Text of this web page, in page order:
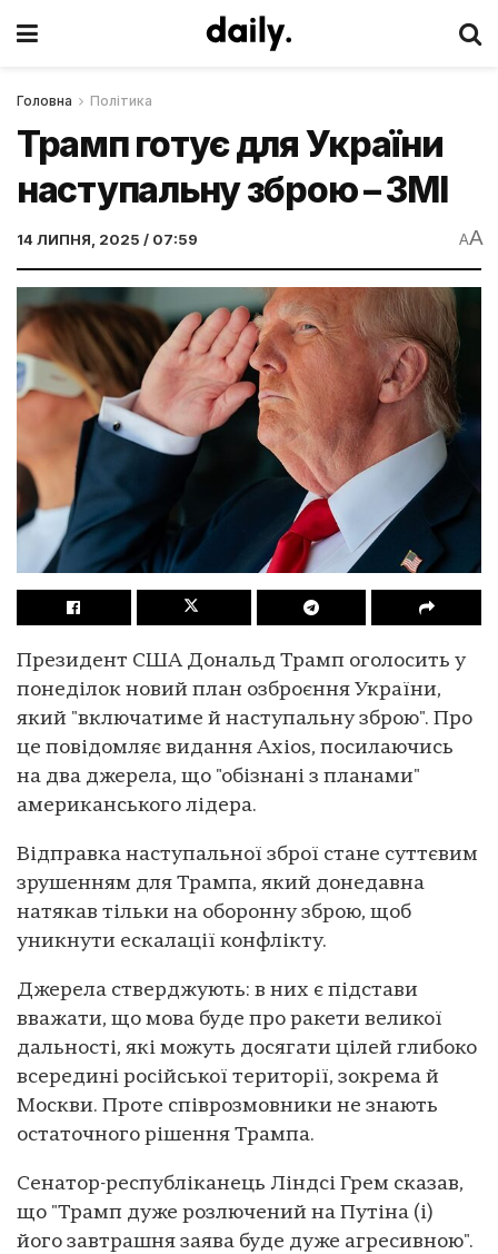
Головна Політика
Трамп готує для України
наступальну зброю – ЗМІ
14 ЛИПНЯ, 2025 / 07:59 AA
Президент США Дональд Трамп оголосить у
понеділок новий план озброєння України,
який "включатиме й наступальну зброю". Про
це повідомляє видання Axios, посилаючись
на два джерела, що "обізнані з планами"
американського лідера.
Відправка наступальної зброї стане суттєвим
зрушенням для Трампа, який донедавна
натякав тільки на оборонну зброю, щоб
уникнути ескалації конфлікту.
Джерела стверджують: в них є підстави
вважати, що мова буде про ракети великої
дальності, які можуть досягати цілей глибоко
всередині російської території, зокрема й
Москви. Проте співрозмовники не знають
остаточного рішення Трампа.
Сенатор-республіканець Ліндсі Грем сказав,
що "Трамп дуже розлючений на Путіна (і)
його завтрашня заява буде дуже агресивною".